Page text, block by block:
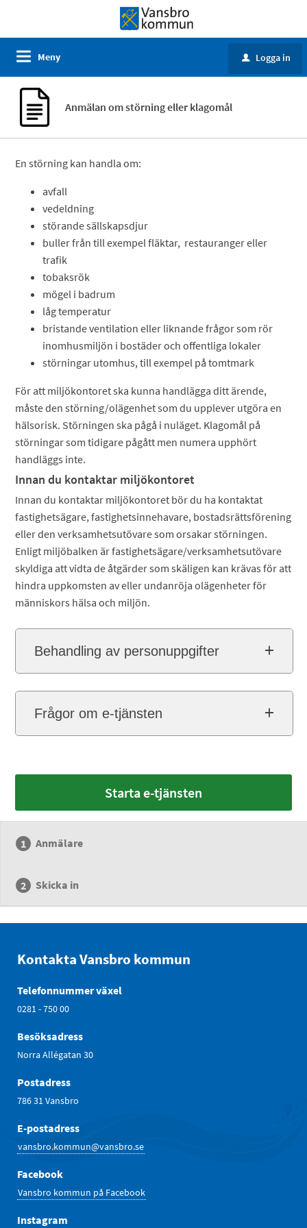
Meny u Logga in
Anmälan om störning eller klagomål
En störning kan handla om:
avfall
vedeldning
störande sällskapsdjur
buller från till exempel fläktar, restauranger eller
trafik
tobaksrök
mögel i badrum
låg temperatur
bristande ventilation eller liknande frågor som rör
inomhusmiljön i bostäder och offentliga lokaler
störningar utomhus, till exempel på tomtmark
För att miljökontoret ska kunna handlägga ditt ärende,
måste den störning/olägenhet som du upplever utgöra en
hälsorisk. Störningen ska pågå i nuläget. Klagomål på
störningar som tidigare pågått men numera upphört
handläggs inte.
Innan du kontaktar miljökontoret
Innan du kontaktar miljökontoret bör du ha kontaktat
fastighetsägare, fastighetsinnehavare, bostadsrättsförening
eller den verksamhetsutövare som orsakar störningen.
Enligt miljöbalken är fastighetsägare/verksamhetsutövare
skyldiga att vidta de åtgärder som skäligen kan krävas för att
hindra uppkomsten av eller undanröja olägenheter för
människors hälsa och miljön.
Behandling av personuppgifter
Frågor om e-tjänsten
Starta e-tjänsten
Anmälare
Skicka in
Kontakta Vansbro kommun
Telefonnummer växel
0281 - 750 00
Besöksadress
Norra Allégatan 30
Postadress
786 31 Vansbro
E-postadress
vansbro.kommun@vansbro.se
Facebook
Vansbro kommun på Facebook
Instagram